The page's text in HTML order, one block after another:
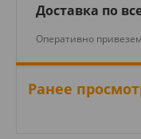
Доставка по
Оперативно
Ранее